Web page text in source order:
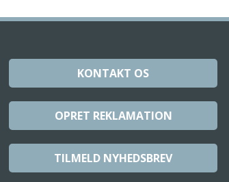
KONTAKT OS
OPRET REKLAMATION
TILMELD NYHEDSBREV